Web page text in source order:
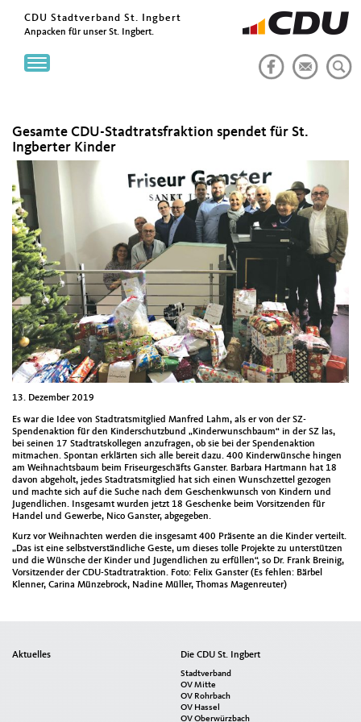
CDU Stadtverband St. Ingbert
Anpacken für unser St. Ingbert.
Toggle
navigation
Gesamte CDU-Stadtratsfraktion spendet für St.
Ingberter Kinder
13. Dezember 2019
Es war die Idee von Stadtratsmitglied Manfred Lahm, als er von der SZ-
Spendenaktion für den Kinderschutzbund „Kinderwunschbaum“ in der SZ las,
bei seinen 17 Stadtratskollegen anzufragen, ob sie bei der Spendenaktion
mitmachen. Spontan erklärten sich alle bereit dazu. 400 Kinderwünsche hingen
am Weihnachtsbaum beim Friseurgeschäfts Ganster. Barbara Hartmann hat 18
davon abgeholt, jedes Stadtratsmitglied hat sich einen Wunschzettel gezogen
und machte sich auf die Suche nach dem Geschenkwunsch von Kindern und
Jugendlichen. Insgesamt wurden jetzt 18 Geschenke beim Vorsitzenden für
Handel und Gewerbe, Nico Ganster, abgegeben.
Kurz vor Weihnachten werden die insgesamt 400 Präsente an die Kinder verteilt.
„Das ist eine selbstverständliche Geste, um dieses tolle Projekte zu unterstützen
und die Wünsche der Kinder und Jugendlichen zu erfüllen“, so Dr. Frank Breinig,
Vorsitzender der CDU-Stadtratraktion. Foto: Felix Ganster (Es fehlen: Bärbel
Klenner, Carina Münzebrock, Nadine Müller, Thomas Magenreuter)
Seitenübersicht
Aktuelles Die CDU St. Ingbert
Stadtverband
OV Mitte
OV Rohrbach
OV Hassel
OV Oberwürzbach